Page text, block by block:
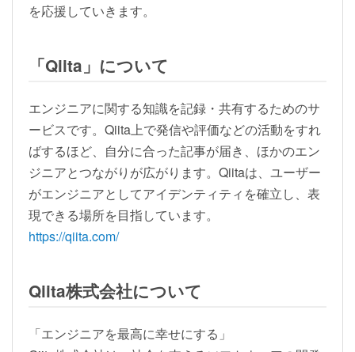
を応援していきます。
「Qiita」について
エンジニアに関する知識を記録・共有するためのサ
ービスです。Qiita上で発信や評価などの活動をすれ
ばするほど、自分に合った記事が届き、ほかのエン
ジニアとつながりが広がります。Qiitaは、ユーザー
がエンジニアとしてアイデンティティを確立し、表
現できる場所を目指しています。
https://qiita.com/
Qiita株式会社について
「エンジニアを最高に幸せにする」